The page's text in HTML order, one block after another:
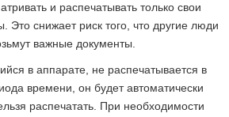
и распечатывать только свои
Это снижает риск того, что другие люди
важные документы.
в аппарате, не распечатывается в
времени, он будет автоматически
распечатать. При необходимости